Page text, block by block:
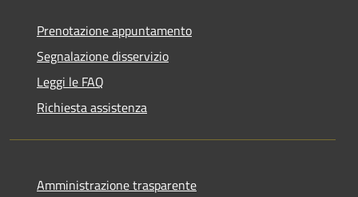
Prenotazione appuntamento
Segnalazione disservizio
Leggi le FAQ
Richiesta assistenza
Amministrazione trasparente